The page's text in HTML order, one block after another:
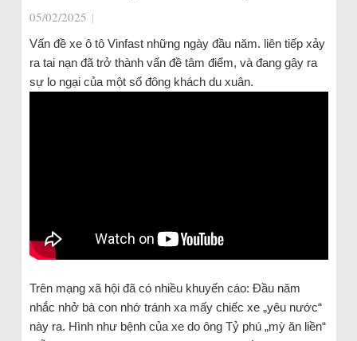
05/02/2025 |
Vấn đề xe ô tô Vinfast những ngày đầu năm. liên tiếp xảy
ra tai nạn đã trở thành vấn đề tâm điểm, và đang gây ra
sự lo ngại của một số đông khách du xuân.
Trên mạng xã hội đã có nhiều khuyến cáo: Đầu năm
nhắc nhở bà con nhớ tránh xa mấy chiếc xe „yêu nước“
này ra. Hình như bệnh của xe do ông Tỷ phú „mỳ ăn liền“